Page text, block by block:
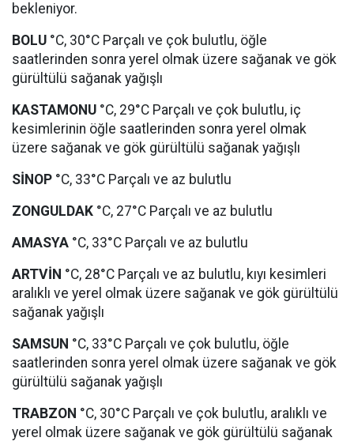
bekleniyor.
BOLU °C, 30°C Parçalı ve çok bulutlu, öğle
saatlerinden sonra yerel olmak üzere sağanak ve gök
gürültülü sağanak yağışlı
KASTAMONU °C, 29°C Parçalı ve çok bulutlu, iç
kesimlerinin öğle saatlerinden sonra yerel olmak
üzere sağanak ve gök gürültülü sağanak yağışlı
SİNOP °C, 33°C Parçalı ve az bulutlu
ZONGULDAK °C, 27°C Parçalı ve az bulutlu
AMASYA °C, 33°C Parçalı ve az bulutlu
ARTVİN °C, 28°C Parçalı ve az bulutlu, kıyı kesimleri
aralıklı ve yerel olmak üzere sağanak ve gök gürültülü
sağanak yağışlı
SAMSUN °C, 33°C Parçalı ve çok bulutlu, öğle
saatlerinden sonra yerel olmak üzere sağanak ve gök
gürültülü sağanak yağışlı
TRABZON °C, 30°C Parçalı ve çok bulutlu, aralıklı ve
yerel olmak üzere sağanak ve gök gürültülü sağanak